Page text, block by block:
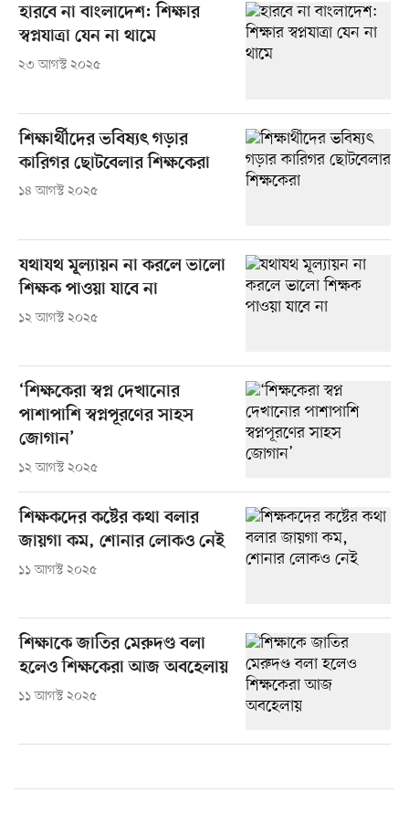
হারবে না বাংলাদেশ: শিক্ষার
স্বপ্নযাত্রা যেন না থামে
২৩ আগস্ট ২০২৫
শিক্ষার্থীদের ভবিষ্যৎ গড়ার
কারিগর ছোটবেলার শিক্ষকেরা
১৪ আগস্ট ২০২৫
যথাযথ মূল্যায়ন না করলে ভালো
শিক্ষক পাওয়া যাবে না
১২ আগস্ট ২০২৫
‘শিক্ষকেরা স্বপ্ন দেখানোর
পাশাপাশি স্বপ্নপূরণের সাহস
জোগান’
১২ আগস্ট ২০২৫
শিক্ষকদের কষ্টের কথা বলার
জায়গা কম, শোনার লোকও নেই
১১ আগস্ট ২০২৫
শিক্ষাকে জাতির মেরুদণ্ড বলা
হলেও শিক্ষকেরা আজ অবহেলায়
১১ আগস্ট ২০২৫